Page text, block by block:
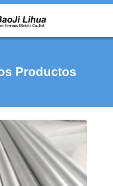
Productos